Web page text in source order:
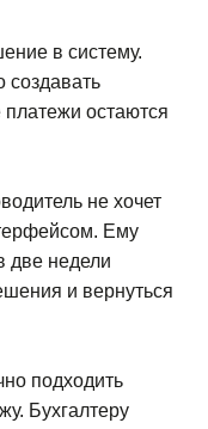
в систему.
создавать
остаются
не хочет
Ему
две недели
и вернуться
подходить
Бухгалтеру